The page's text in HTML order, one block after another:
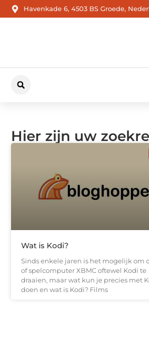
Havenkade 6, 4503 BS Groede,
Hier zijn uw
Wat is Kodi?
Sinds enkele jaren is het mogelijk om
of spelcomputer XBMC oftewel Kodi te
draaien, maar wat kun je precies met
doen en wat is Kodi? Films